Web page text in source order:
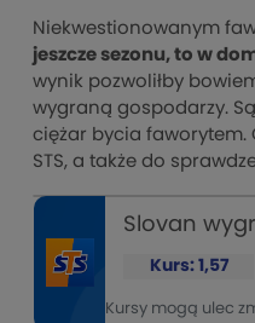
Niekwestionowanym
jeszcze sezonu, to w
wynik pozwoliłby
wygraną gospodarzy.
ciężar bycia faworytem.
STS, a także do
Slovan
Kurs: 1,57
Kursy mogą ulec